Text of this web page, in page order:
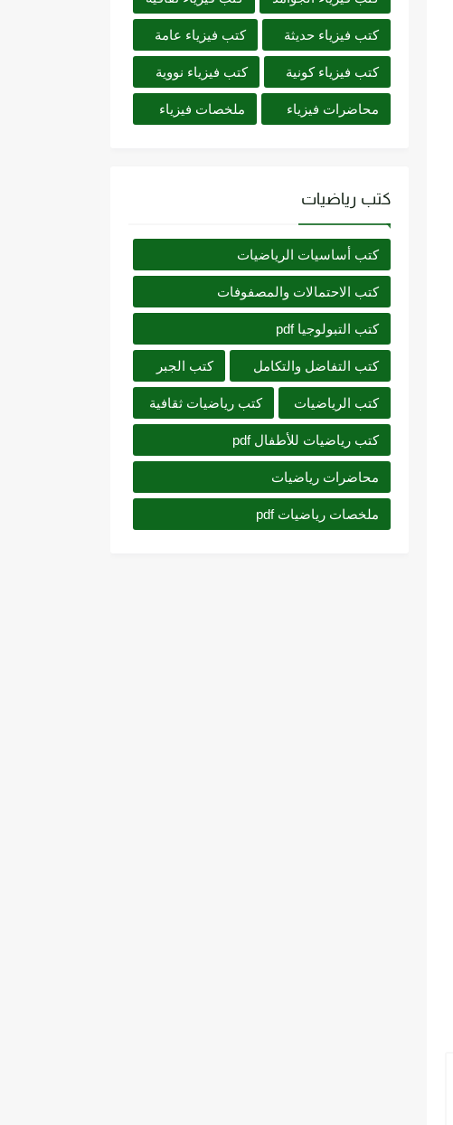
كتب فيزياء حديثة كتب فيزياء عامة
كتب فيزياء كونية كتب فيزياء نووية
محاضرات فيزياء ملخصات فيزياء
كتب رياضيات
كتب أساسيات الرياضيات
كتب الاحتمالات والمصفوفات
كتب التبولوجيا pdf
كتب التفاضل والتكامل كتب الجبر
كتب الرياضيات كتب رياضيات ثقافية
كتب رياضيات للأطفال pdf
محاضرات رياضيات
ملخصات رياضيات pdf